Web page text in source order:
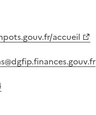
accueil